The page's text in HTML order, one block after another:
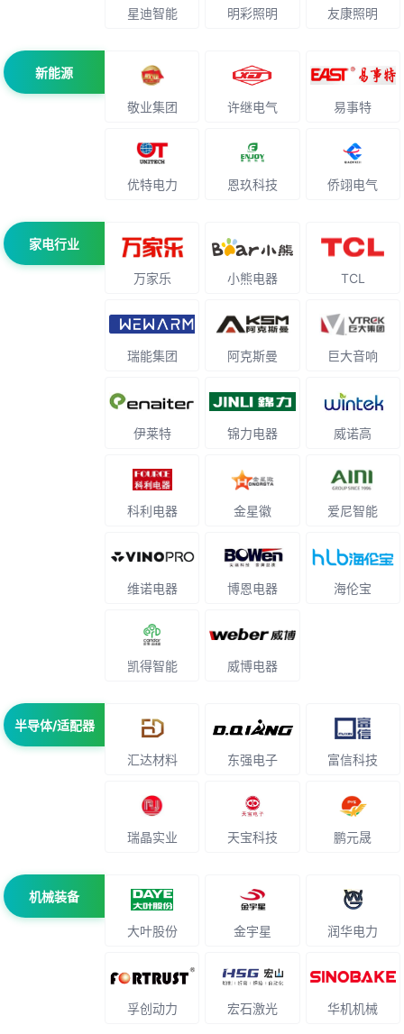
星迪智能 明彩照明 友康照明
新能源
敬业集团 许继电气 易事特
优特电力 恩玖科技 侨翊电气
家电行业
万家乐 小熊电器 TCL
瑞能集团 阿克斯曼 巨大音响
伊莱特 锦力电器 威诺高
科利电器 金星徽 爱尼智能
维诺电器 博恩电器 海伦宝
凯得智能 威博电器
半导体/适配器
汇达材料 东强电子 富信科技
瑞晶实业 天宝科技 鹏元晟
机械装备
大叶股份 金宇星 润华电力
孚创动力 宏石激光 华机机械